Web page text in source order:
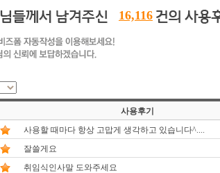
16,116
사용후기
사용할 때마다 항상 고맙게 생각하고 있습니다^....
잘쓸게요
취임식인사말 도와주세요